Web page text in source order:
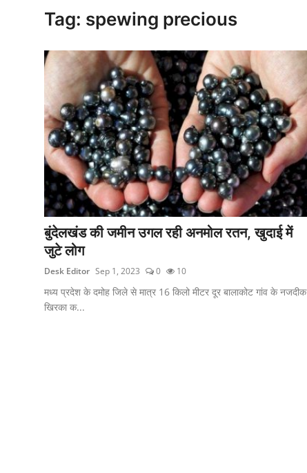
Tag: spewing precious
बुंदेलखंड की जमीन उगल रही अनमोल रतन, खुदाई में
जुटे लोग
Desk Editor Sep 1, 2023 0 10
मध्य प्रदेश के दमोह जिले से मात्र 16 किलो मीटर दूर बालाकोट गांव के नजदीक
खिरका क...